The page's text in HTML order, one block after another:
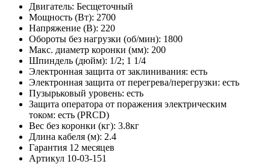
Двигатель: Бесщеточный
Мощность (Вт): 2700
Напряжение (В): 220
Обороты без нагрузки (об/мин): 1800
Макс. диаметр коронки (мм): 200
Шпиндель (дюйм): 1/2; 1 1/4
Электронная защита от заклинивания: есть
Электронная защита от перегрева/перегрузки: есть
Пузырьковый уровень: есть
Защита оператора от поражения электрическим
током: есть (PRCD)
Вес без коронки (кг): 3.8кг
Длина кабеля (м): 2.4
Гарантия 12 месяцев
Артикул 10-03-151